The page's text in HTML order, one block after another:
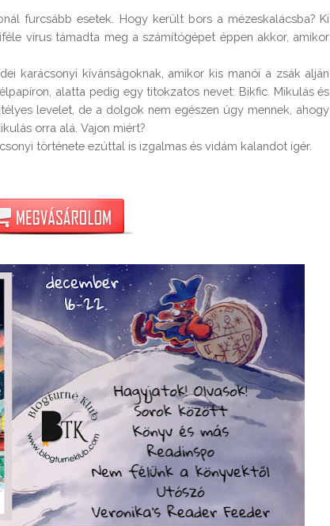
furcsább esetek. Hogy került bors a mézeskalácsba? Ki
vírus támadta meg a számítógépet éppen akkor, amikor
karácsonyi kívánságoknak, amikor kis manói a zsák alján
alatta pedig egy titokzatos nevet: Bikfic. Mikulás és
levelet, de a dolgok nem egészen úgy mennek, ahogy
orra alá. Vajon miért?